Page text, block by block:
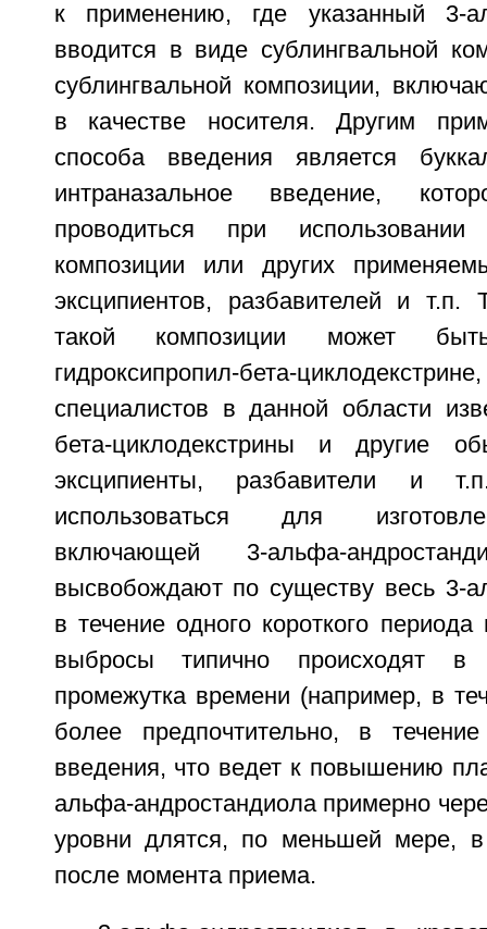
к применению, где указанный 3-
вводится в виде сублингвальной
сублингвальной композиции,
в качестве носителя. Другим
способа введения является
интраназальное введение,
проводиться при использовании
композиции или других
эксципиентов, разбавителей и т.п.
такой композиции может
гидроксипропил-бета-
специалистов в данной области
бета-циклодекстрины и другие
эксципиенты, разбавители и
использоваться для
включающей 3-альфа-
высвобождают по существу весь 3-
в течение одного короткого
выбросы типично происходят в
промежутка времени (например, в
более предпочтительно, в
введения, что ведет к повышению
альфа-андростандиола примерно
уровни длятся, по меньшей мере,
после момента приема.